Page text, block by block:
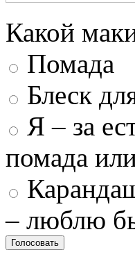
Какой
Помада
Блеск
Я – за
помада
– люблю